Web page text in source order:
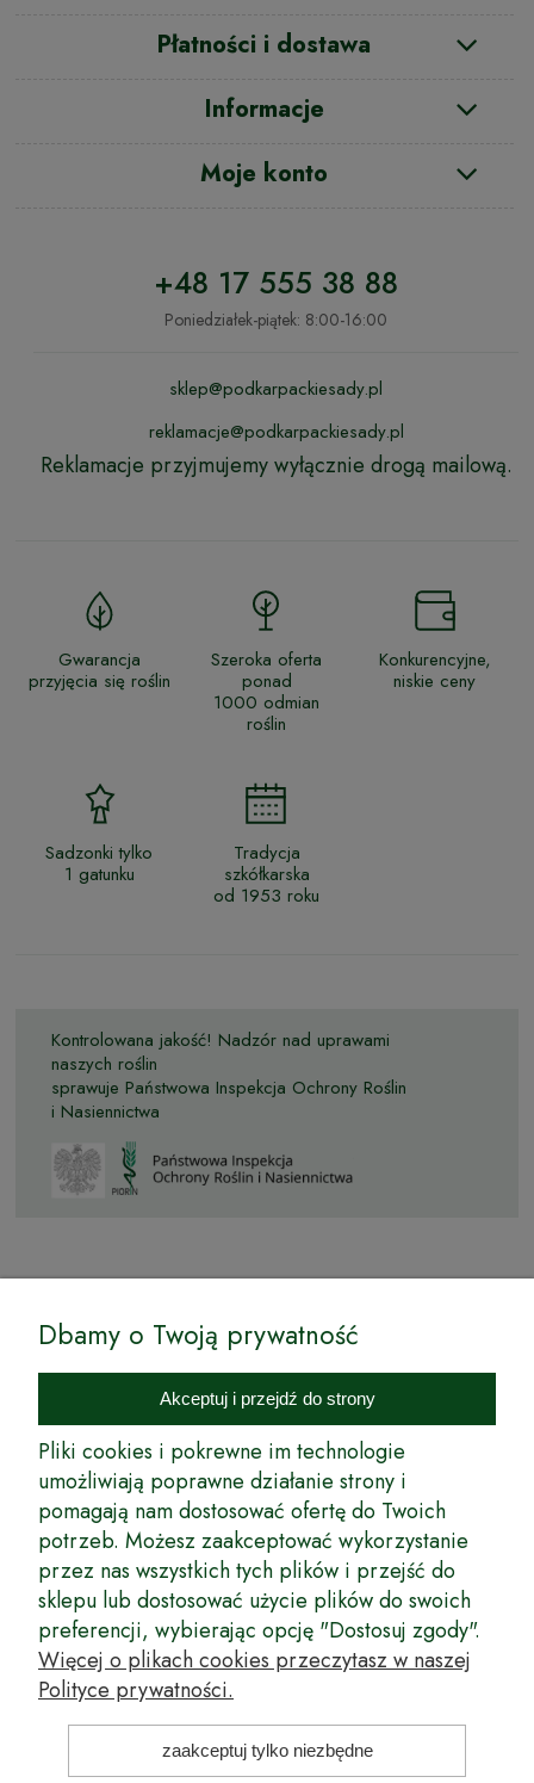
Płatności i dostawa
Informacje
Moje konto
+48 17 555 38 88
Poniedziałek-piątek: 8:00-16:00
sklep@podkarpackiesady.pl
reklamacje@podkarpackiesady.pl
Reklamacje przyjmujemy wyłącznie drogą mailową.
Gwarancja
przyjęcia się roślin
Szeroka oferta
ponad
1000 odmian
roślin
Konkurencyjne,
niskie ceny
Sadzonki tylko
1 gatunku
Tradycja
szkółkarska
od 1953 roku
Kontrolowana jakość! Nadzór nad uprawami
naszych roślin
sprawuje Państwowa Inspekcja Ochrony Roślin
i Nasiennictwa
Internetowy Sklep Ogrodniczy Podkarpackie Sady to inicjatywa
podkarpackich szkółkarzy, której zamierzeniem jest wprowadzenie na
rynek wysokiej jakości drzewek owocowych, drzewek ozdobnych oraz
innych produktów pozwalających na uprawianie zarówno małych, jak
i dużych sadów oraz ogrodów.
Wspólnie stworzyliśmy dla Państwa kompleksową ofertę - wspaniałe
produkty, dary ziemi ze szkółek drzewek ozdobnych i owocowych,
których tradycje sięgają roku 1953. Drzewka produkowane są
z najwyższą starannością przez trzecie pokolenie plantatorów.
Długoletnie Doświadczenie sprawiło, że wszystkie drzewka cechuje
duża odporność na zmienne warunki atmosferyczne naszego klimatu
oraz niezwykły urodzaj. W ofercie naszego internetowego sklepu
ogrodniczego: drzewka owocowe, krzewy owocowe, drzewka
ozdobne, odmiany jabłoni, sadzonki drzew owocowych, borówka
amerykańska, róże wielkokwiatowe, odmiany czereśni, odmiany śliwek
Dbamy o Twoją prywatność
Akceptuj i przejdź do strony
Pliki cookies i pokrewne im technologie
umożliwiają poprawne działanie strony i
pomagają nam dostosować ofertę do Twoich
potrzeb. Możesz zaakceptować wykorzystanie
przez nas wszystkich tych plików i przejść do
sklepu lub dostosować użycie plików do swoich
preferencji, wybierając opcję "Dostosuj zgody".
Więcej o plikach cookies przeczytasz w naszej
Polityce prywatności.
zaakceptuj tylko niezbędne